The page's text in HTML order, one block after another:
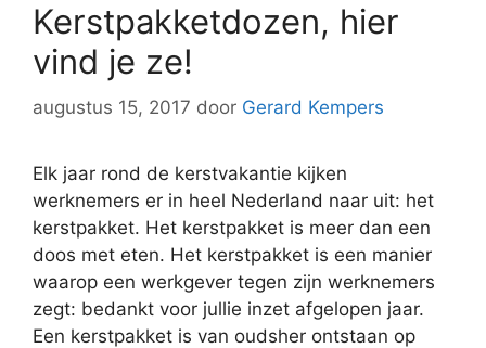
Kerstpakketdozen, hier
vind je ze!
augustus 15, 2017 door Gerard Kempers
Elk jaar rond de kerstvakantie kijken
werknemers er in heel Nederland naar uit: het
kerstpakket. Het kerstpakket is meer dan een
doos met eten. Het kerstpakket is een manier
waarop een werkgever tegen zijn werknemers
zegt: bedankt voor jullie inzet afgelopen jaar.
Een kerstpakket is van oudsher ontstaan op